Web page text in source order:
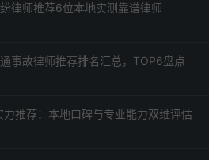
律师推荐6位本地实测靠谱律师
事故律师推荐排名汇总，TOP6盘点
推荐：本地口碑与专业能力双维评估